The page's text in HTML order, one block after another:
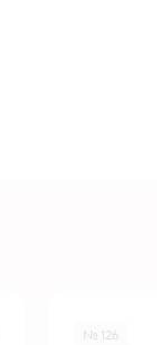
№ 126